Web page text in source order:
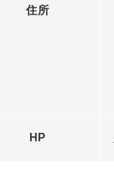
住所
HP